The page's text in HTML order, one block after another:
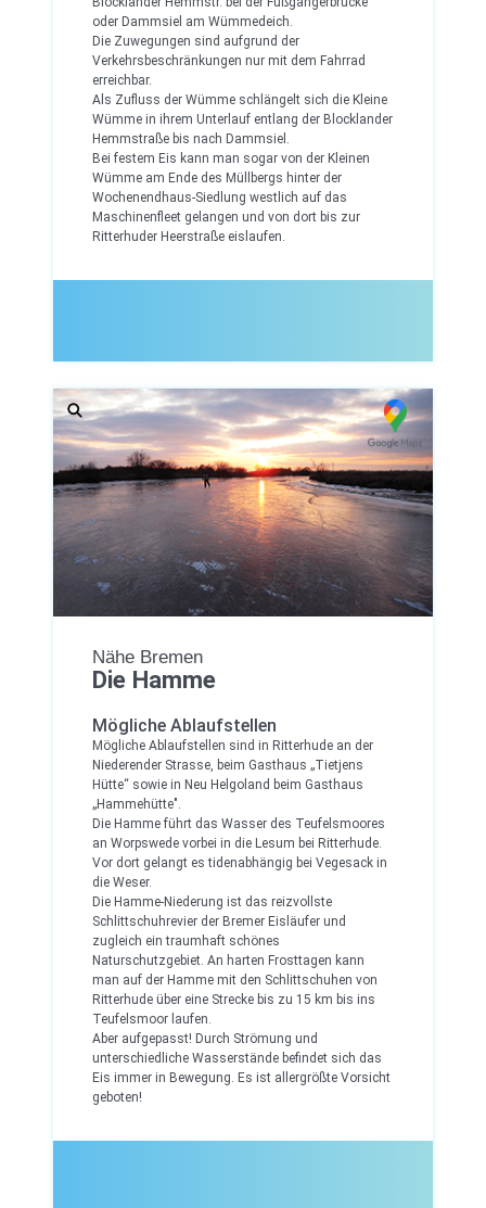
oder Dammsiel am Wümmedeich.
Die Zuwegungen sind aufgrund der
Verkehrsbeschränkungen nur mit dem Fahrrad
erreichbar.
Als Zufluss der Wümme schlängelt sich die Kleine
Wümme in ihrem Unterlauf entlang der Blocklander
Hemmstraße bis nach Dammsiel.
Bei festem Eis kann man sogar von der Kleinen
Wümme am Ende des Müllbergs hinter der
Wochenendhaus-Siedlung westlich auf das
Maschinenfleet gelangen und von dort bis zur
Ritterhuder Heerstraße eislaufen.
Nähe Bremen
Die Hamme
Mögliche Ablaufstellen
Mögliche Ablaufstellen sind in Ritterhude an der
Niederender Strasse, beim Gasthaus „Tietjens
Hütte“ sowie in Neu Helgoland beim Gasthaus
„Hammehütte".
Die Hamme führt das Wasser des Teufelsmoores
an Worpswede vorbei in die Lesum bei Ritterhude.
Vor dort gelangt es tidenabhängig bei Vegesack in
die Weser.
Die Hamme-Niederung ist das reizvollste
Schlittschuhrevier der Bremer Eisläufer und
zugleich ein traumhaft schönes
Naturschutzgebiet. An harten Frosttagen kann
man auf der Hamme mit den Schlittschuhen von
Ritterhude über eine Strecke bis zu 15 km bis ins
Teufelsmoor laufen.
Aber aufgepasst! Durch Strömung und
unterschiedliche Wasserstände befindet sich das
Eis immer in Bewegung. Es ist allergrößte Vorsicht
geboten!